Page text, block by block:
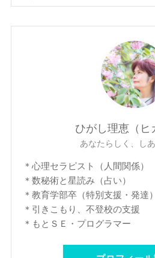
ひがし理恵（ヒ
あなたらしく、しあ
＊心理セラピスト（人間関係）
＊数秘術と星読み（占い）
＊教育学部卒（特別支援・発達）
＊引きこもり、不登校の支援
＊もとＳＥ・プログラマー